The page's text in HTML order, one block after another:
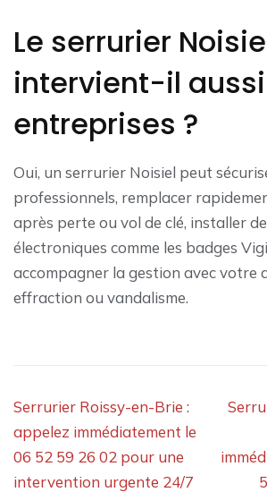
Le serrurier
intervient-il
entreprises ?
Oui, un serrurier Noisiel peut
professionnels, remplacer
après perte ou vol de clé, installer
électroniques comme les badges
accompagner la gestion avec votre
effraction ou vandalisme.
Navigation
de
l’article
Serrurier Roissy-en-Brie :
appelez immédiatement le
06 52 59 26 02 pour une
intervention urgente 24/7